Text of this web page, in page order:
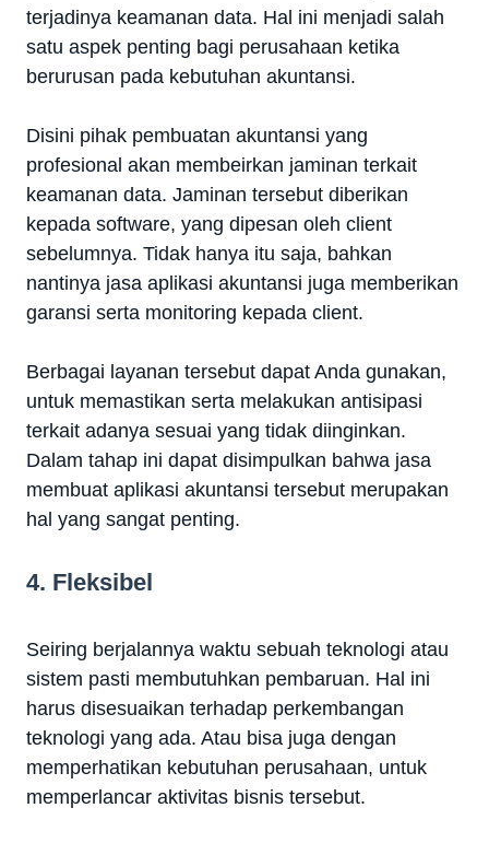
terjadinya keamanan data. Hal ini menjadi salah
satu aspek penting bagi perusahaan ketika
berurusan pada kebutuhan akuntansi.
Disini pihak pembuatan akuntansi yang
profesional akan membeirkan jaminan terkait
keamanan data. Jaminan tersebut diberikan
kepada software, yang dipesan oleh client
sebelumnya. Tidak hanya itu saja, bahkan
nantinya jasa aplikasi akuntansi juga memberikan
garansi serta monitoring kepada client.
Berbagai layanan tersebut dapat Anda gunakan,
untuk memastikan serta melakukan antisipasi
terkait adanya sesuai yang tidak diinginkan.
Dalam tahap ini dapat disimpulkan bahwa jasa
membuat aplikasi akuntansi tersebut merupakan
hal yang sangat penting.
4. Fleksibel
Seiring berjalannya waktu sebuah teknologi atau
sistem pasti membutuhkan pembaruan. Hal ini
harus disesuaikan terhadap perkembangan
teknologi yang ada. Atau bisa juga dengan
memperhatikan kebutuhan perusahaan, untuk
memperlancar aktivitas bisnis tersebut.